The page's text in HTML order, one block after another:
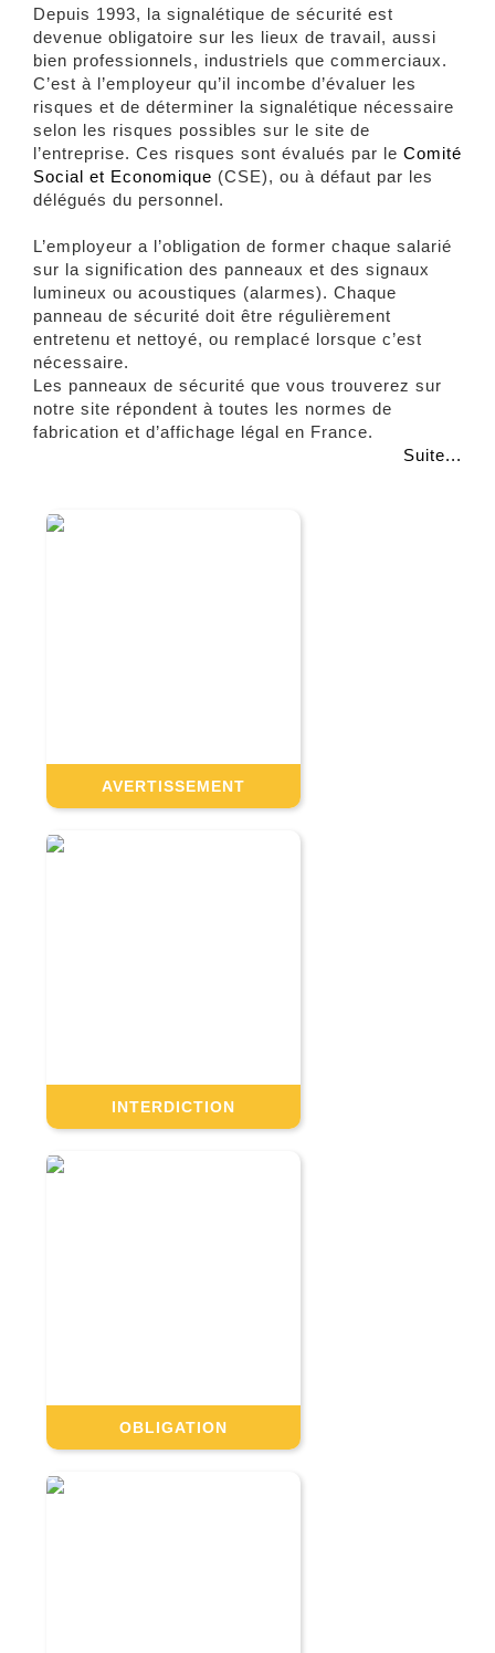
Depuis 1993, la signalétique de sécurité est
devenue obligatoire sur les lieux de travail, aussi
bien professionnels, industriels que commerciaux.
C’est à l’employeur qu’il incombe d’évaluer les
risques et de déterminer la signalétique nécessaire
selon les risques possibles sur le site de
l’entreprise. Ces risques sont évalués par le Comité
Social et Economique (CSE), ou à défaut par les
délégués du personnel.
L’employeur a l’obligation de former chaque salarié
sur la signification des panneaux et des signaux
lumineux ou acoustiques (alarmes). Chaque
panneau de sécurité doit être régulièrement
entretenu et nettoyé, ou remplacé lorsque c’est
nécessaire.
Les panneaux de sécurité que vous trouverez sur
notre site répondent à toutes les normes de
fabrication et d’affichage légal en France.
Suite...
AVERTISSEMENT
INTERDICTION
OBLIGATION